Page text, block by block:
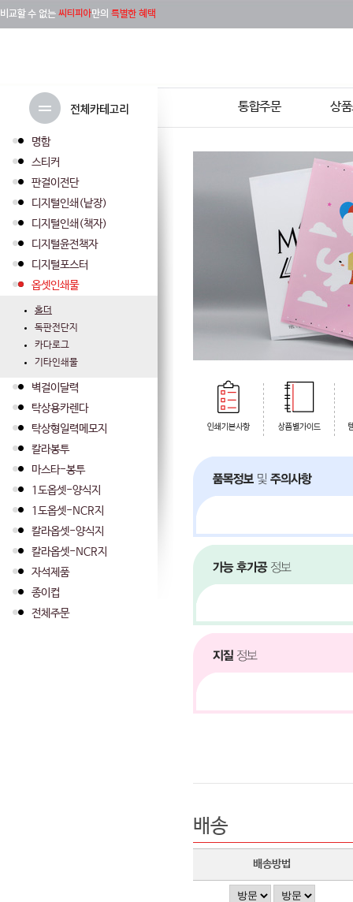
통합주문 상
명함
스티커
판걸이전단
디지털인쇄(낱장)
디지털인쇄(책자)
디지털윤전책자
디지털포스터
옵셋인쇄물
홀더
독판전단지
카다로그
기타인쇄물
벽걸이달력
탁상용카렌다
탁상형일력메모지
칼라봉투
마스타-봉투
1도옵셋-양식지
1도옵셋-NCR지
칼라옵셋-양식지
칼라옵셋-NCR지
자석제품
종이컵
전체주문
배송
배송방법